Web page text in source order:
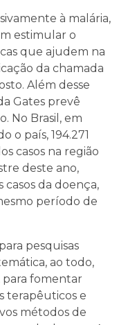
à malária,
estimular o
que ajudem na
da chamada
Além desse
Gates prevê
No Brasil, em
o país, 194.271
casos na região
deste ano,
casos da doença,
período de
pesquisas
ao todo,
para fomentar
terapêuticos e
métodos de